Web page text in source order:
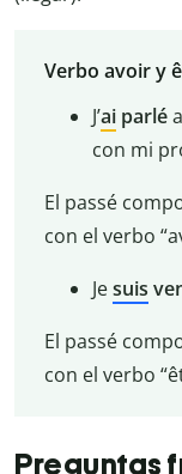
Verbo avoir y
J’ai parlé
con mi
El passé
con el verbo
Jesuis
El passé
con el verbo
Preguntas